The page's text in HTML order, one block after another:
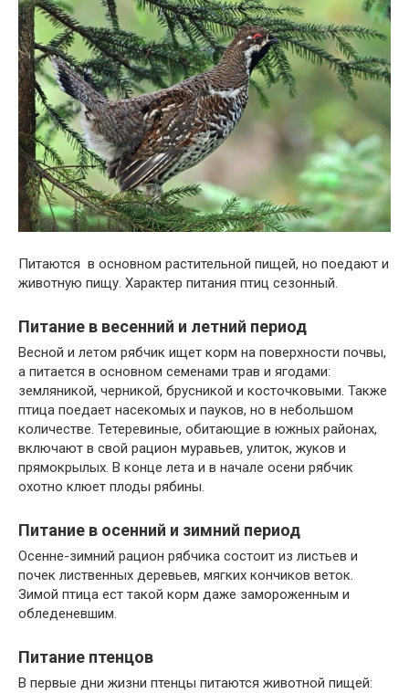
Питаются в основном растительной пищей, но поедают и
животную пищу. Характер питания птиц сезонный.
Питание в весенний и летний период
Весной и летом рябчик ищет корм на поверхности почвы,
а питается в основном семенами трав и ягодами:
земляникой, черникой, брусникой и косточковыми. Также
птица поедает насекомых и пауков, но в небольшом
количестве. Тетеревиные, обитающие в южных районах,
включают в свой рацион муравьев, улиток, жуков и
прямокрылых. В конце лета и в начале осени рябчик
охотно клюет плоды рябины.
Питание в осенний и зимний период
Осенне-зимний рацион рябчика состоит из листьев и
почек лиственных деревьев, мягких кончиков веток.
Зимой птица ест такой корм даже замороженным и
обледеневшим.
Питание птенцов
В первые дни жизни птенцы питаются животной пищей: